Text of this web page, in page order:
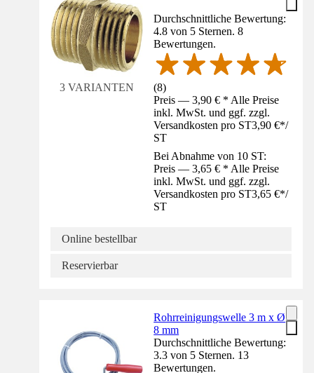
3 VARIANTEN
Durchschnittliche Bewertung:
4.8 von 5 Sternen. 8
Bewertungen.
(8)
Preis — 3,90 € * Alle Preise
inkl. MwSt. und ggf. zzgl.
Versandkosten pro ST3,90 €*/
ST
Bei Abnahme von 10 ST:
Preis — 3,65 € * Alle Preise
inkl. MwSt. und ggf. zzgl.
Versandkosten pro ST3,65 €*/
ST
Online bestellbar
Reservierbar
Rohrreinigungswelle 3 m x Ø
8 mm
Durchschnittliche Bewertung:
3.3 von 5 Sternen. 13
Bewertungen.